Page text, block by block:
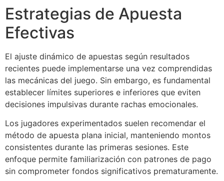
Estrategias de Apuesta
Efectivas
El ajuste dinámico de apuestas según resultados
recientes puede implementarse una vez comprendidas
las mecánicas del juego. Sin embargo, es fundamental
establecer límites superiores e inferiores que eviten
decisiones impulsivas durante rachas emocionales.
Los jugadores experimentados suelen recomendar el
método de apuesta plana inicial, manteniendo montos
consistentes durante las primeras sesiones. Este
enfoque permite familiarización con patrones de pago
sin comprometer fondos significativos prematuramente.